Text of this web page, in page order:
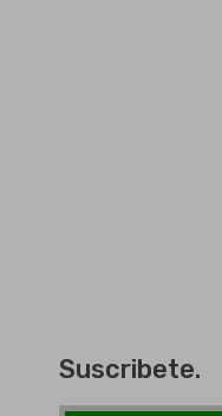
Suscribete.